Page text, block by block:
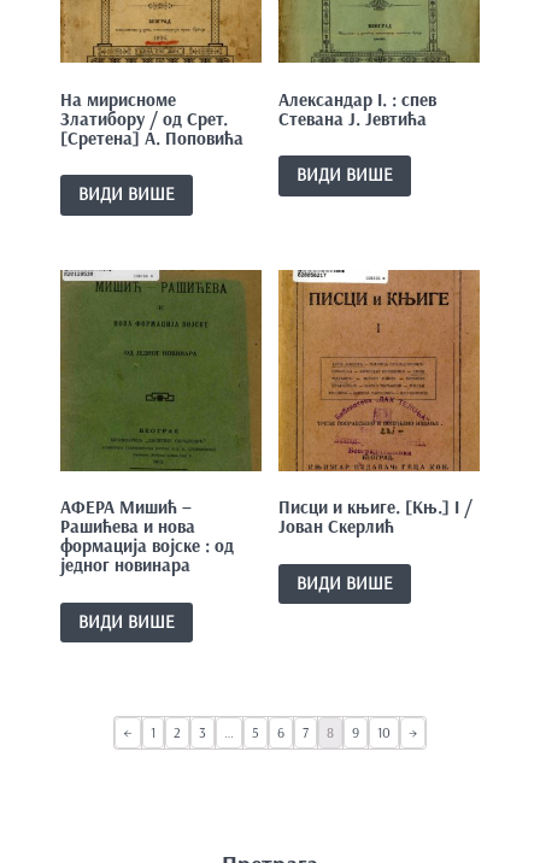
На мирисноме
Златибору / од Срет.
[Сретена] А. Поповића
ВИДИ ВИШЕ
Александар I. : спев
Стевана Ј. Јевтића
ВИДИ ВИШЕ
АФЕРА Мишић –
Рашићева и нова
формација војске : од
једног новинара
ВИДИ ВИШЕ
Писци и књиге. [Књ.] I /
Јован Скерлић
ВИДИ ВИШЕ
← 1 2 3 … 5 6 7 8 9 10 →